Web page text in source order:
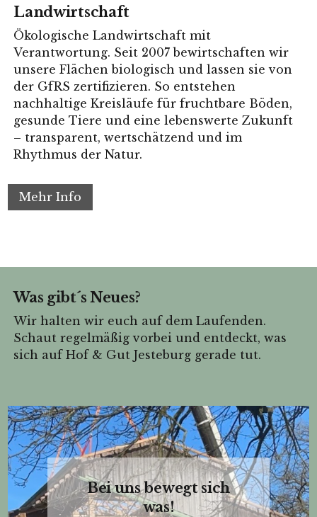
Landwirtschaft
Ökologische Landwirtschaft mit
Verantwortung. Seit 2007 bewirtschaften wir
unsere Flächen biologisch und lassen sie von
der GfRS zertifizieren. So entstehen
nachhaltige Kreisläufe für fruchtbare Böden,
gesunde Tiere und eine lebenswerte Zukunft
– transparent, wertschätzend und im
Rhythmus der Natur.
Mehr Info
Was gibt´s Neues?
Wir halten wir euch auf dem Laufenden.
Schaut regelmäßig vorbei und entdeckt, was
sich auf Hof & Gut Jesteburg gerade tut.
Bei uns bewegt sich
was!